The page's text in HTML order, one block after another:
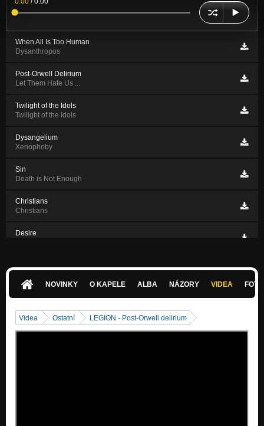
When All Is Too Human
Dysanthropos
Post-Orwell Delirium
Let Them Hate Us ...
Twilight of the Idols
Twilight of the Idols
Dysangelium
Xenophoby
Sin
Death is Not Enough
Christians
Christians
Desire
NOVINKY O KAPELE ALBA NÁZORY VIDEA
Videa Ostatní LEGION - Post-Orwell delirium